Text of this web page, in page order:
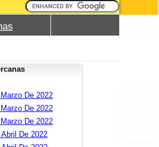
De 2022
De 2022
De 2022
De 2022